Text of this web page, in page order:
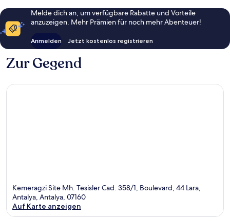
Melde dich an, um verfügbare Rabatte und Vorteile
anzuzeigen. Mehr Prämien für noch mehr Abenteuer!
Anmelden Jetzt kostenlos registrieren
Zur Gegend
Kemeragzi Site Mh. Tesisler Cad. 358/1, Boulevard, 44 Lara,
Antalya, Antalya, 07160
Auf Karte anzeigen